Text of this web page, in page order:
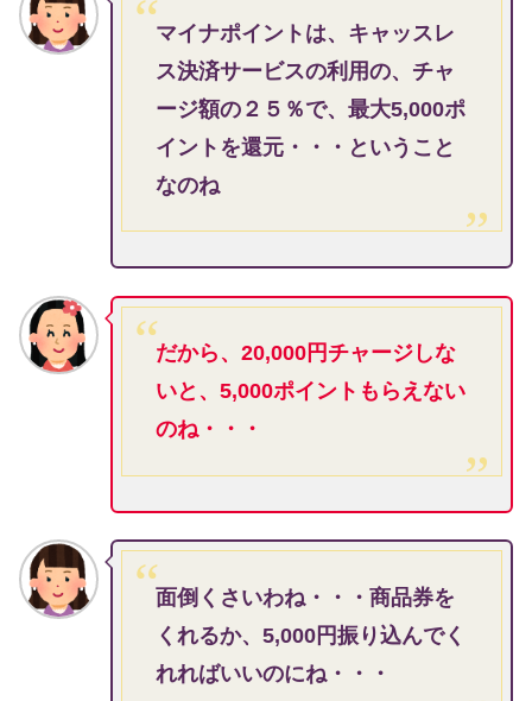
マイナポイントは、キャッスレ
ス決済サービスの利用の、チャ
ージ額の２５％で、最大5,000ポ
イントを還元・・・ということ
なのね
だから、20,000円チャージしな
いと、5,000ポイントもらえない
のね・・・
面倒くさいわね・・・商品券を
くれるか、5,000円振り込んでく
れればいいのにね・・・